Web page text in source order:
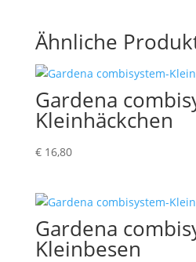
Ähnliche
Gardena
Kleinhäckchen
€16,80
Gardena
Kleinbesen